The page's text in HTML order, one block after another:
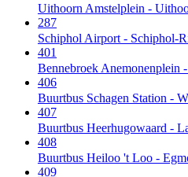
Uithoorn Amstelplein -
287
Schiphol Airport - Schiphol-
401
Bennebroek Anemonenplein
406
Buurtbus Schagen Station -
407
Buurtbus Heerhugowaard -
408
Buurtbus Heiloo 't Loo -
409